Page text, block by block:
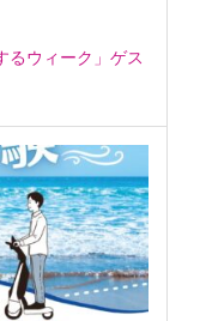
るウィーク」ゲス